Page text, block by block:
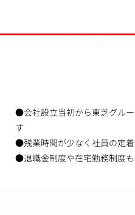
●会社設立当初から東芝グル
す
●残業時間が少なく社員の定
●退職金制度や在宅勤務制度